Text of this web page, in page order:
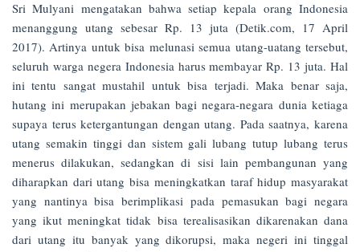
Sri Mulyani mengatakan bahwa setiap kepala orang Indonesia
menanggung utang sebesar Rp. 13 juta (Detik.com, 17 April
2017). Artinya untuk bisa melunasi semua utang-uatang tersebut,
seluruh warga negera Indonesia harus membayar Rp. 13 juta. Hal
ini tentu sangat mustahil untuk bisa terjadi. Maka benar saja,
hutang ini merupakan jebakan bagi negara-negara dunia ketiaga
supaya terus ketergantungan dengan utang. Pada saatnya, karena
utang semakin tinggi dan sistem gali lubang tutup lubang terus
menerus dilakukan, sedangkan di sisi lain pembangunan yang
diharapkan dari utang bisa meningkatkan taraf hidup masyarakat
yang nantinya bisa berimplikasi pada pemasukan bagi negara
yang ikut meningkat tidak bisa terealisasikan dikarenakan dana
dari utang itu banyak yang dikorupsi, maka negeri ini tinggal